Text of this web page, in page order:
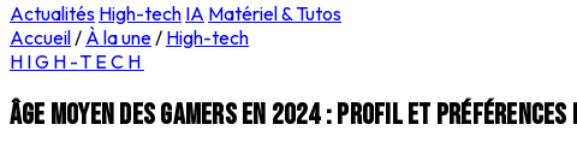
Actualités High-tech IA Matériel & Tutos
Accueil/ À la une/ High-tech
HIGH-TECH
Âge moyen des gamers en 2024 : Profil et préférences